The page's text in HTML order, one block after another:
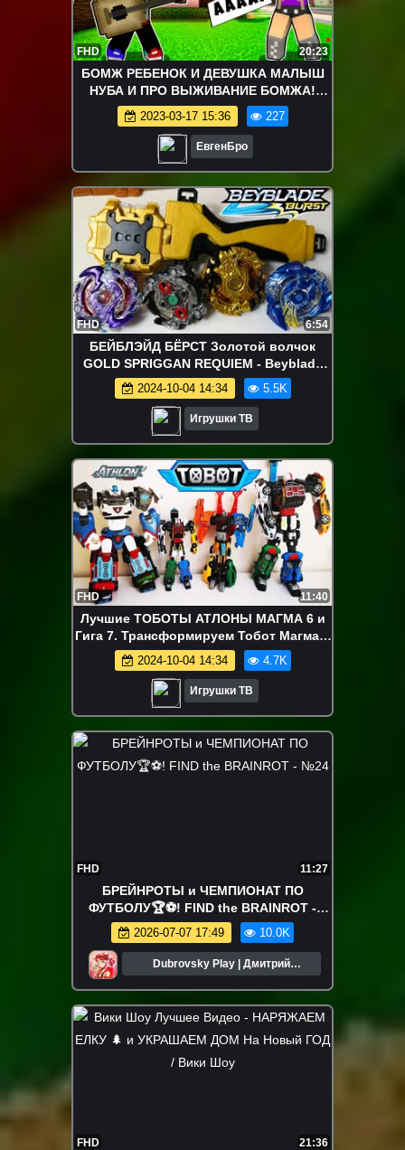
FHD 20:23
БОМЖ РЕБЕНОК И ДЕВУШКА МАЛЫШ
НУБА И ПРО ВЫЖИВАНИЕ БОМЖА!
МАЙНКРАФТ В РЕАЛЬНОЙ ЖИЗНИ
ВИДЕО ТРОЛЛИНГ
2023-03-17 15:36 227
ЕвгенБро
FHD 6:54
БЕЙБЛЭЙД БЁРСТ Золотой волчок
GOLD SPRIGGAN REQUIEM - Beyblade
Burst Чемпионат Битва на арене Хасбро
2024-10-04 14:34 5.5K
Игрушки ТВ
FHD 11:40
Лучшие ТОБОТЫ АТЛОНЫ МАГМА 6 и
Гига 7. Трансформируем Тобот Магма6-
Гига7-Дельтатрон Роботы
2024-10-04 14:34 4.7K
Игрушки ТВ
FHD 11:27
БРЕЙНРОТЫ и ЧЕМПИОНАТ ПО
ФУТБОЛУ🏆⚽️! FIND the BRAINROT -
№24
2026-07-07 17:49 10.0K
Dubrovsky Play | Дмитрий
FHD 21:36